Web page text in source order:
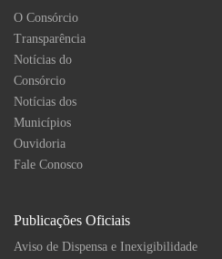
O Consórcio
Transparência
Notícias do
Consórcio
Notícias dos
Municípios
Ouvidoria
Fale Conosco
Publicações Oficiais
Aviso de Dispensa e Inexigibilidade